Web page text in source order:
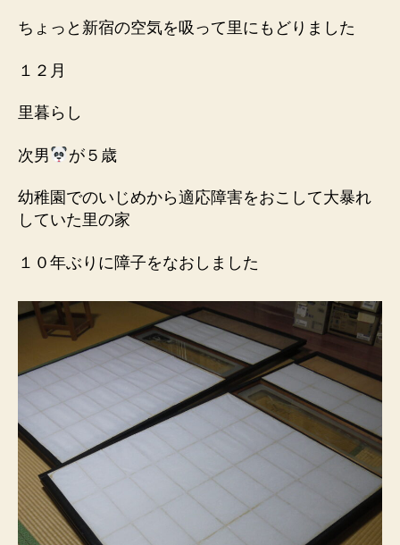
ちょっと新宿の空気を吸って里にもどりました
１２月
里暮らし
次男 が５歳
幼稚園でのいじめから適応障害をおこして大暴れ
していた里の家
１０年ぶりに障子をなおしました